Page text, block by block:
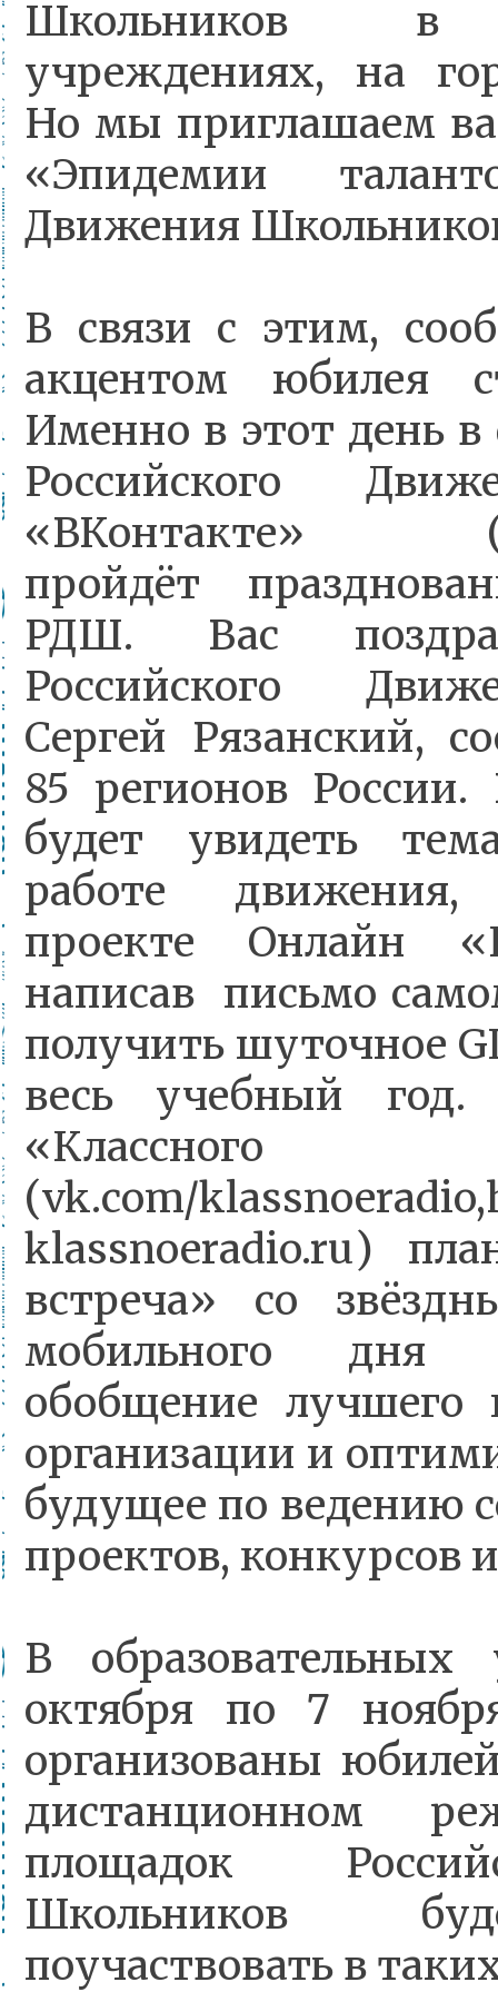
Школьников в
учреждениях, на
Но мы приглашаем
«Эпидемии
Движения
В связи с этим,
акцентом юбилея
Именно в этот день
Российского
«ВКонтакте»
пройдёт
РДШ. Вас
Российского
Сергей Рязанский,
85 регионов
будет увидеть
работе движения,
проекте Онлайн
написав письмо
получить шуточное
весь учебный
(vk.com/
klassnoeradio.ru)
встреча» со
мобильного дня
обобщение лучшего
организации и
будущее по ведению
проектов, конкурсов
В
октября по 7
организованы
дистанционном
площадок
Школьников
поучаствовать в